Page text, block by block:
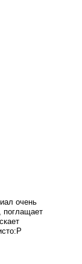
очень
поглащает